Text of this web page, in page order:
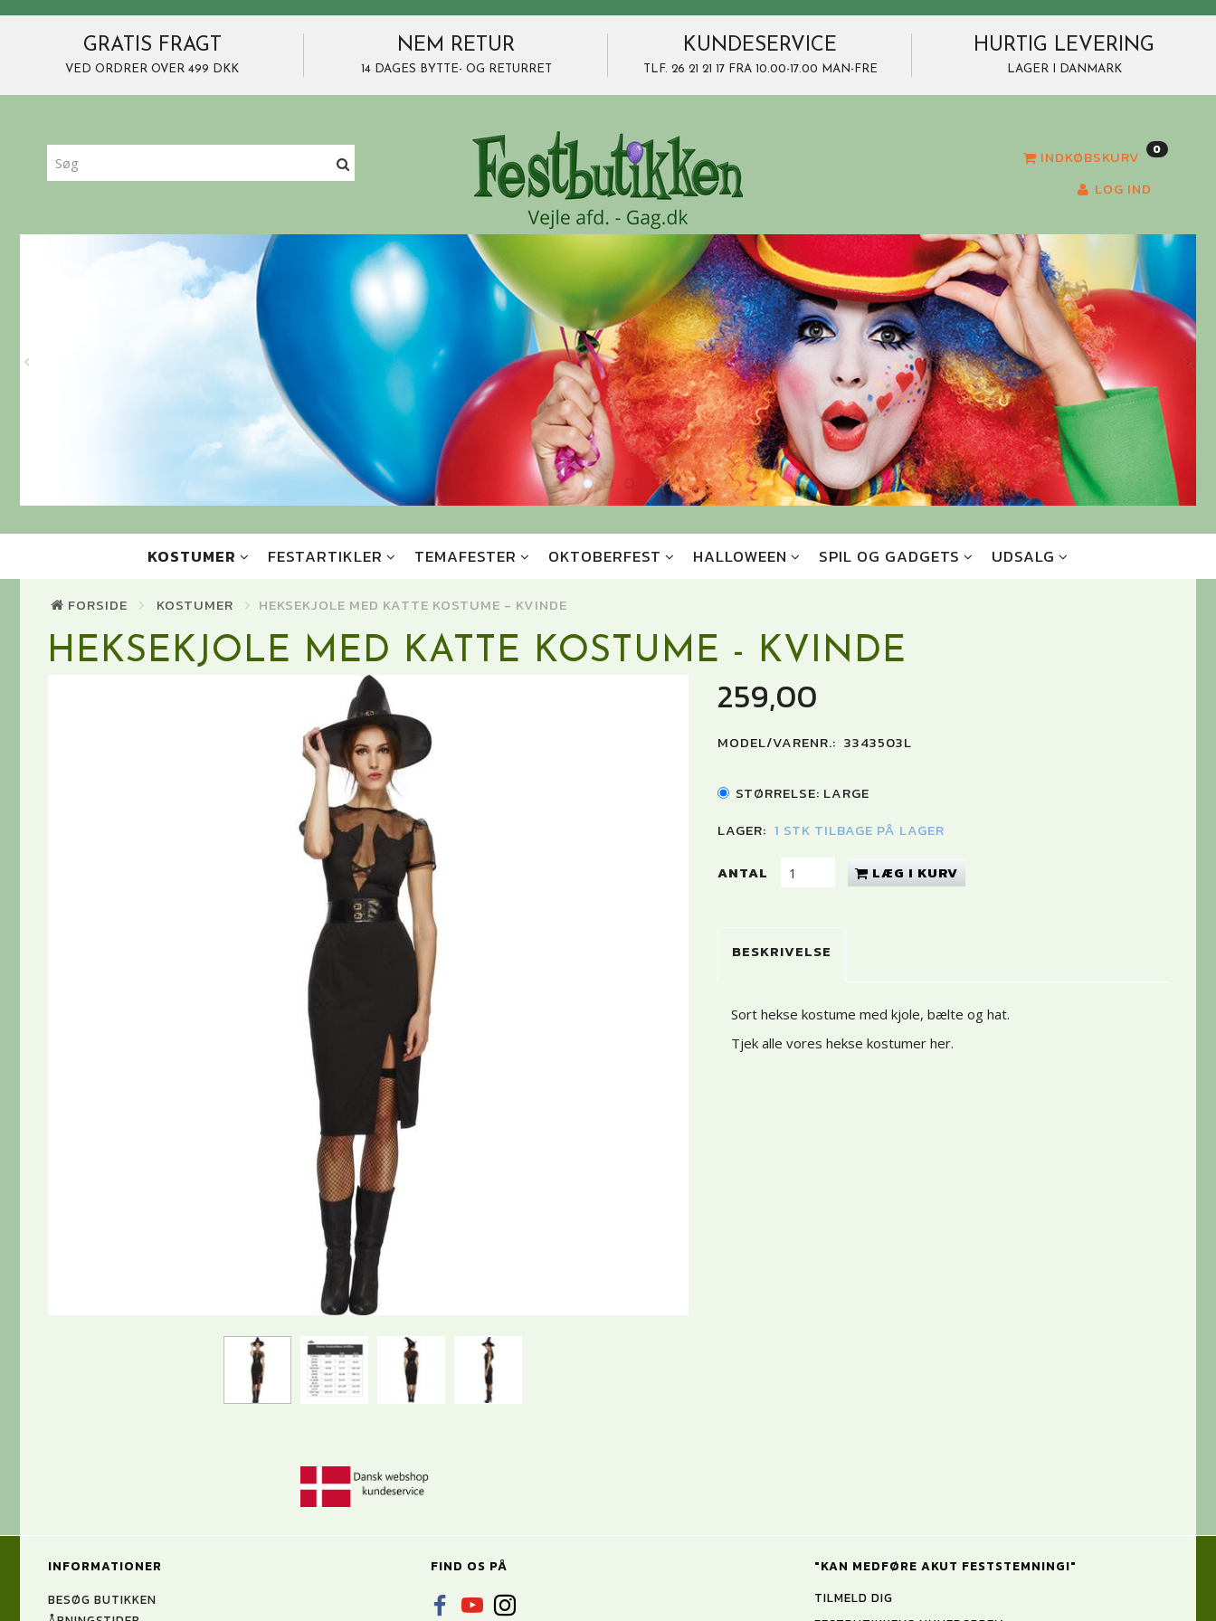
GRATIS FRAGT
VED ORDRER OVER 499 DKK
NEM RETUR
14 DAGES BYTTE- OG RETURRET
KUNDESERVICE
TLF. 26 21 21 17 FRA 10.00-17.00 MAN-FRE
HURTIG LEVERING
LAGER I DANMARK
INDKØBSKURV 0
LOG IND
KOSTUMER FESTARTIKLER TEMAFESTER OKTOBERFEST HALLOWEEN SPIL OG GADGETS UDSALG
FORSIDE KOSTUMER HEKSEKJOLE MED KATTE KOSTUME - KVINDE
HEKSEKJOLE MED KATTE KOSTUME - KVINDE
259,00
MODEL/VARENR.: 3343503L
STØRRELSE: LARGE
LAGER: 1 STK TILBAGE PÅ LAGER
ANTAL LÆG I KURV
BESKRIVELSE
Sort hekse kostume med kjole, bælte og hat.
Tjek alle vores hekse kostumer her.
INFORMATIONER
BESØG BUTIKKEN
FIND OS PÅ
"KAN MEDFØRE AKUT FESTSTEMNING!"
TILMELD DIG